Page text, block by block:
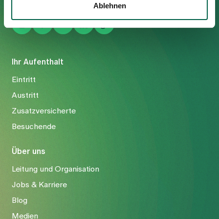
Ablehnen
Ihr Aufenthalt
Eintritt
Austritt
Zusatzversicherte
Besuchende
Über uns
Leitung und Organisation
Jobs & Karriere
Blog
Medien